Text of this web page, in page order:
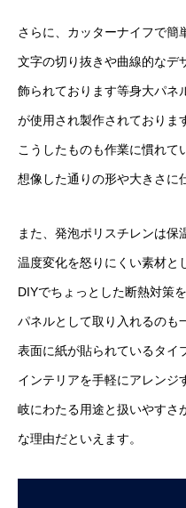
さらに、カッターナイフで簡
文字の切り抜きや曲線的なデ
飾られております等身大パネ
が使用され製作されておりま
こうしたものも作業に慣れて
想像した通りの形や大きさに
また、発泡ポリスチレンは
温度変化を怒りにくい素材と
DIYでちょっとした断熱対策
パネルとして取り入れるのも
表面に紙が貼られているタイ
インテリアを手軽にアレンジ
岐にわたる用途と扱いやすさ
な理由だといえます。